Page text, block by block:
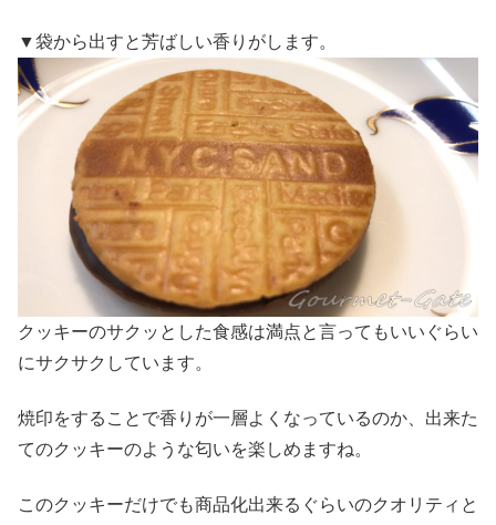
▼袋から出すと芳ばしい香りがします。
クッキーのサクッとした食感は満点と言ってもいいぐらい
にサクサクしています。
焼印をすることで香りが一層よくなっているのか、出来た
てのクッキーのような匂いを楽しめますね。
このクッキーだけでも商品化出来るぐらいのクオリティと